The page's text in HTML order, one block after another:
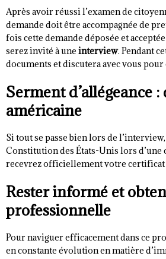
Après avoir réussi l’examen de
demande doit être accompagnée de
fois cette demande déposée et
serez invité à une interview. Pendant
documents et discutera avec vous
Serment d’allégeance
américaine
Si tout se passe bien lors de
Constitution des États-Unis lors d’une
recevrez officiellement votre
Rester informé et
professionnelle
Pour naviguer efficacement dans ce
en constante évolution en matière